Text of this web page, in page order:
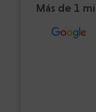
Más de 1